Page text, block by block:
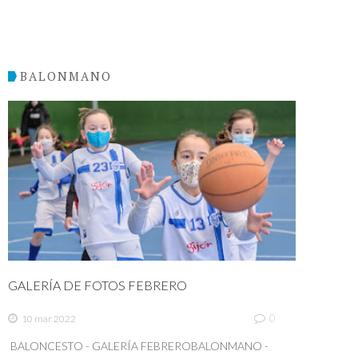
BALONMANO
GALERÍA DE FOTOS FEBRERO
10 mar 2022 0
BALONCESTO - GALERÍA FEBREROBALONMANO -